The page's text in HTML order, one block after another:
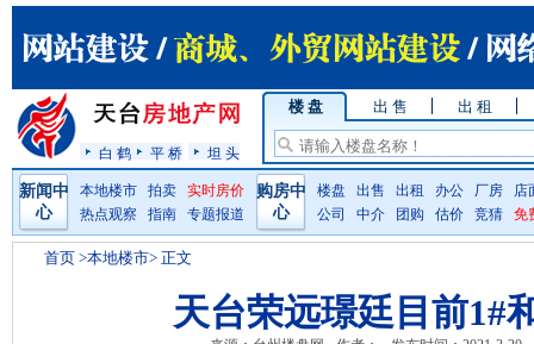
白 鹤 平 桥 坦 头
楼 盘 出 售 出 租
新闻中
心
本地楼市 拍卖
实时房价
热点观察
指南 专题报道
购房中
心
楼盘 出售 出租 办公 厂房
店
公司
中介 团购 估价 竞猜 免
首页 >本地楼市> 正文
天台荣远璟廷目前1#